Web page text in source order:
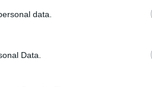
data.
Data.
iEl-
svar